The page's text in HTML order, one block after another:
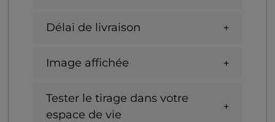
Délai de livraison
Image affichée
Tester le tirage dans votre
espace de vie